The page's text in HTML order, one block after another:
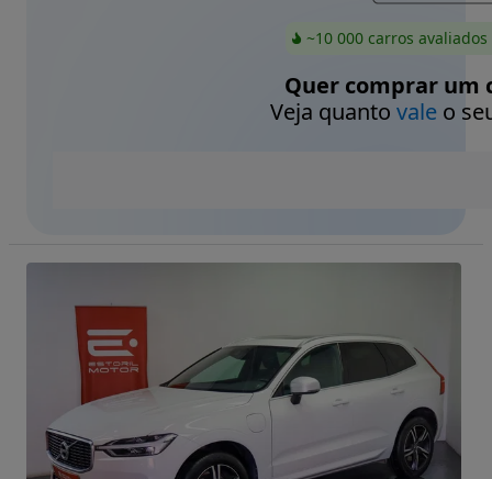
~10 000 carros
Quer comprar um
Veja quanto valeo